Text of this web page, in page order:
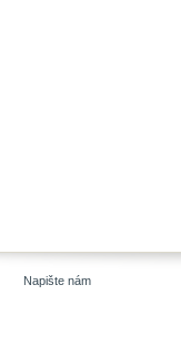
Napište nám